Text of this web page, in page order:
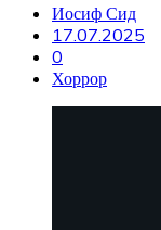
Иосиф Сид
17.07.2025
0
Хоррор